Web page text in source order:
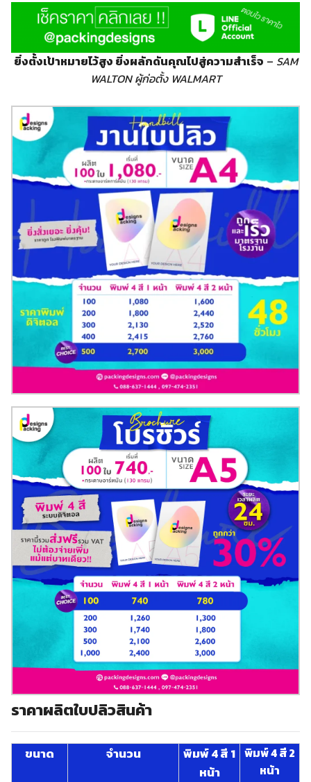
ยิ่งตั้งเป้าหมายไว้สูง ยิ่งผลักดันคุณไปสู่ความสำเร็จ – SAM
WALTON ผู้ก่อตั้ง WALMART
ราคาผลิตใบปลิวสินค้า
ขนาด จำนวน
พิมพ์ 4 สี 1
หน้า
พิมพ์ 4 สี 2
หน้า